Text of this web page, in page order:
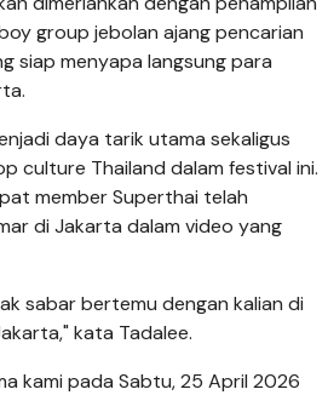
group jebolan ajang pencarian
siap menyapa langsung para
daya tarik utama sekaligus
culture Thailand dalam festival ini.
member Superthai telah
di Jakarta dalam video yang
sabar bertemu dengan kalian di
kata Tadalee.
kami pada Sabtu, 25 April 2026